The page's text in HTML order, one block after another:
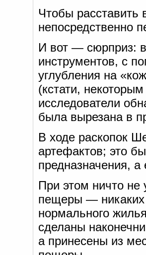
Чтобы
непосредственно
И вот — сюрприз:
инструментов, с
углубления на
(кстати,
исследователи
была вырезана в
В ходе раскопок
артефактов; это
предназначения,
При этом ничто не
пещеры — никаких
нормального
сделаны
а принесены из